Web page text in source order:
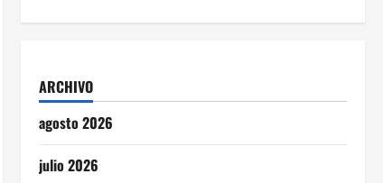
ARCHIVO
agosto 2026
julio 2026